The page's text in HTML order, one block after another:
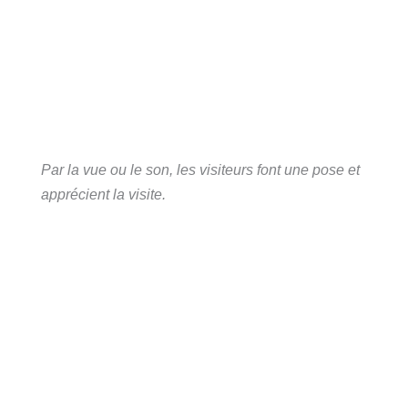
Par la vue ou le son, les visiteurs font une pose et
apprécient la visite.